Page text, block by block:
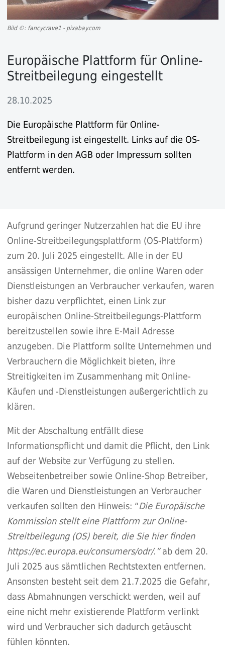
Bild ©: fancycrave1 - pixabay.com
Europäische Plattform für Online-
Streitbeilegung eingestellt
28.10.2025
Die Europäische Plattform für Online-
Streitbeilegung ist eingestellt. Links auf die OS-
Plattform in den AGB oder Impressum sollten
entfernt werden.
Aufgrund geringer Nutzerzahlen hat die EU ihre
Online-Streitbeilegungsplattform (OS-Plattform)
zum 20. Juli 2025 eingestellt. Alle in der EU
ansässigen Unternehmer, die online Waren oder
Dienstleistungen an Verbraucher verkaufen, waren
bisher dazu verpflichtet, einen Link zur
europäischen Online-Streitbeilegungs-Plattform
bereitzustellen sowie ihre E-Mail Adresse
anzugeben. Die Plattform sollte Unternehmen und
Verbrauchern die Möglichkeit bieten, ihre
Streitigkeiten im Zusammenhang mit Online-
Käufen und -Dienstleistungen außergerichtlich zu
klären.
Mit der Abschaltung entfällt diese
Informationspflicht und damit die Pflicht, den Link
auf der Website zur Verfügung zu stellen.
Webseitenbetreiber sowie Online-Shop Betreiber,
die Waren und Dienstleistungen an Verbraucher
verkaufen sollten den Hinweis: “Die Europäische
Kommission stellt eine Plattform zur Online-
Streitbeilegung (OS) bereit, die Sie hier finden
https://ec.europa.eu/consumers/odr/.”ab dem 20.
Juli 2025 aus sämtlichen Rechtstexten entfernen.
Ansonsten besteht seit dem 21.7.2025 die Gefahr,
dass Abmahnungen verschickt werden, weil auf
eine nicht mehr existierende Plattform verlinkt
wird und Verbraucher sich dadurch getäuscht
fühlen könnten.